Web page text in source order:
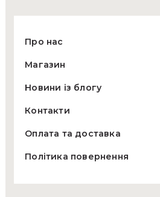
Про нас
Магазин
Новини із блогу
Контакти
Оплата та доставка
Політика повернення